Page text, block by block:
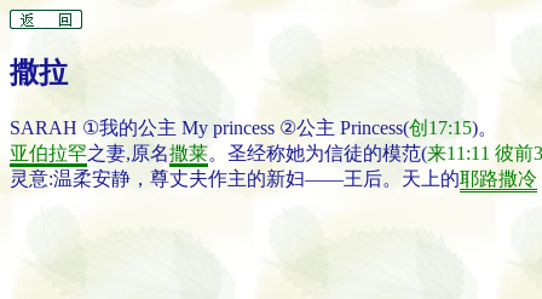
撒拉
SARAH ①我的公主 My princess ②公主 Princess(创17:15)。
亚伯拉罕之妻,原名撒莱。圣经称她为信徒的模范(来11:11 彼前
灵意:温柔安静，尊丈夫作主的新妇——王后。天上的耶路撒冷